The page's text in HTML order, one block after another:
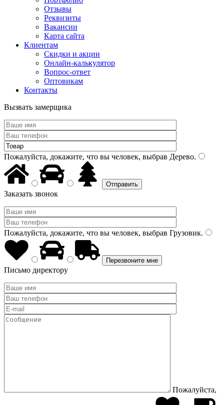
Отзывы
Реквизиты
Вакансии
Карта сайта
Клиентам
Скидки и акции
Онлайн-калькулятор
Вопрос-ответ
Оптовикам
Контакты
Вызвать замерщика
Пожалуйста, докажите, что вы человек, выбрав Дерево.
Заказать звонок
Пожалуйста, докажите, что вы человек, выбрав Грузовик.
Письмо директору
Пожалуйста,